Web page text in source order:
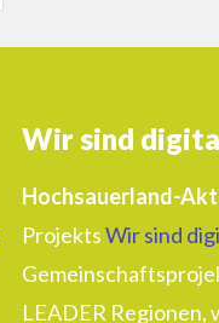
Wir sind
Hochsauerland-
ProjektsWir sind
LEADER Regionen,